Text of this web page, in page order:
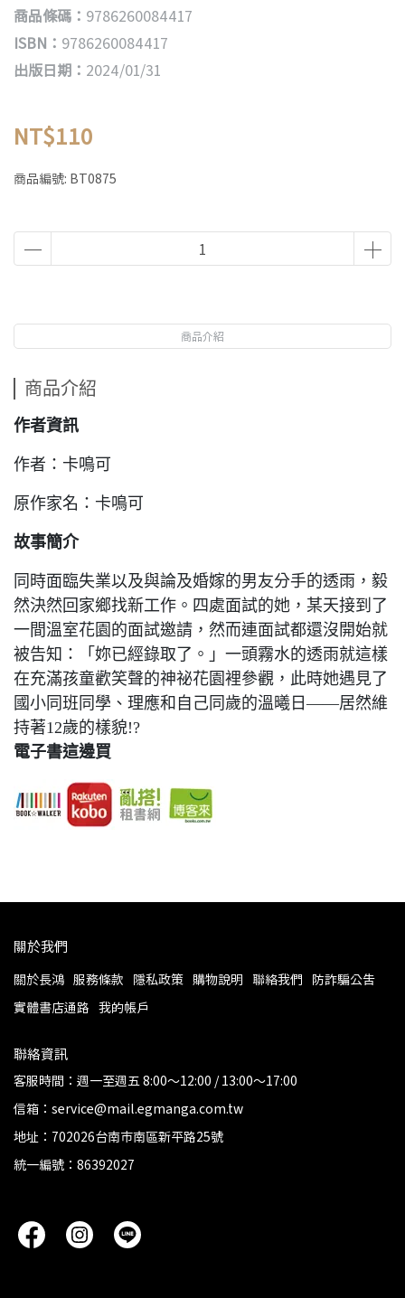
商品條碼： 9786260084417
ISBN： 9786260084417
出版日期： 2024/01/31
NT$110
商品編號: BT0875
商品介紹
商品介紹
作者資訊
作者：卡鳴可
原作家名：卡鳴可
故事簡介
同時面臨失業以及與論及婚嫁的男友分手的透雨，毅
然決然回家鄉找新工作。四處面試的她，某天接到了
一間溫室花園的面試邀請，然而連面試都還沒開始就
被告知：「妳已經錄取了。」一頭霧水的透雨就這樣
在充滿孩童歡笑聲的神祕花園裡參觀，此時她遇見了
國小同班同學、理應和自己同歲的溫曦日——居然維
持著12歲的樣貌!?
電子書這邊買
關於我們
關於長鴻 服務條款 隱私政策 購物說明 聯絡我們 防詐騙公告
實體書店通路 我的帳戶
聯絡資訊
客服時間：週一至週五 8:00～12:00 / 13:00～17:00
信箱：service@mail.egmanga.com.tw
地址：702026台南市南區新平路25號
統一編號：86392027